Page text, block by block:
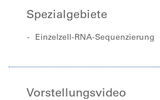
Spezialgebiete
Einzelzell-RNA-Sequenzierung
Vorstellungsvideo